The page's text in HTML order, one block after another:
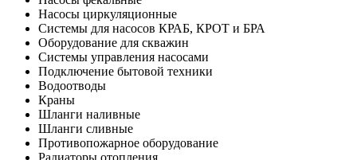
Насосы циркуляционные
Системы для насосов КРАБ, КРОТ и БРА
Оборудование для скважин
Системы управления насосами
Подключение бытовой техники
Водоотводы
Краны
Шланги наливные
Шланги сливные
Противопожарное оборудование
Радиаторы отопления